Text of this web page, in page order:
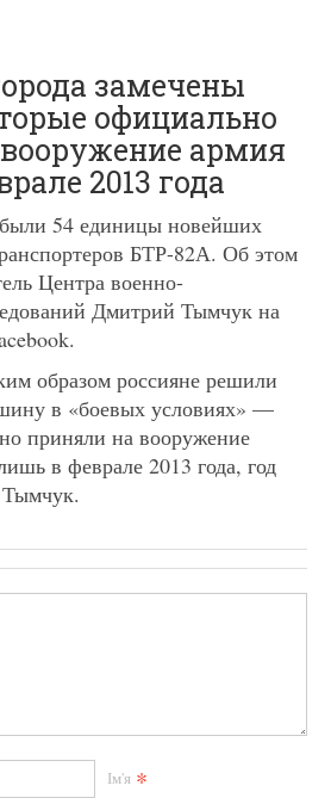
замечены
официально
армия
2013 года
54 единицы новейших
БТР-82А. Об этом
Центра военно-
Дмитрий Тымчук на
образом россияне решили
в «боевых условиях» —
приняли на вооружение
в феврале 2013 года, год
Ім'я *